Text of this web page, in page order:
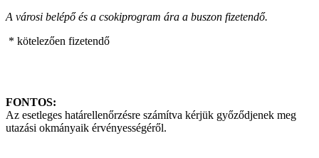
A városi belépő és a csokiprogram ára a buszon fizetendő.
* kötelezően fizetendő
FONTOS:
Az esetleges határellenőrzésre számítva kérjük győződjenek meg
utazási okmányaik érvényességéről.